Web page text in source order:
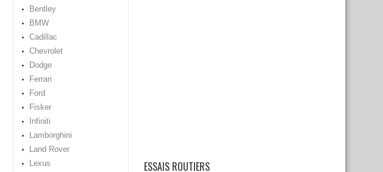
Bentley
BMW
Cadillac
Chevrolet
Dodge
Ferrari
Ford
Fisker
Infiniti
Lamborghini
Land Rover
Lexus
ESSAIS ROUTIERS